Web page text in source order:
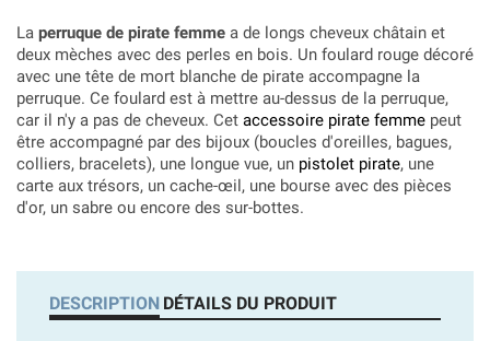
La perruque de pirate femme a de longs cheveux châtain et
deux mèches avec des perles en bois. Un foulard rouge décoré
avec une tête de mort blanche de pirate accompagne la
perruque. Ce foulard est à mettre au-dessus de la perruque,
car il n'y a pas de cheveux. Cet accessoire pirate femme peut
être accompagné par des bijoux (boucles d'oreilles, bagues,
colliers, bracelets), une longue vue, un pistolet pirate, une
carte aux trésors, un cache-œil, une bourse avec des pièces
d'or, un sabre ou encore des sur-bottes.
DESCRIPTION DÉTAILS DU PRODUIT